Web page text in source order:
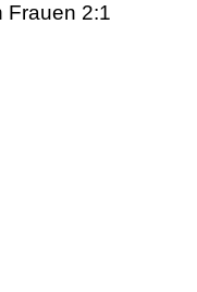
Frauen 2:1